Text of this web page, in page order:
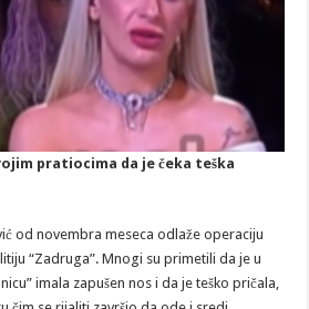
pratiocima da je čeka teška
od novembra meseca odlaže operaciju
“Zadruga”. Mnogi su primetili da je u
imala zapušen nos i da je teško pričala,